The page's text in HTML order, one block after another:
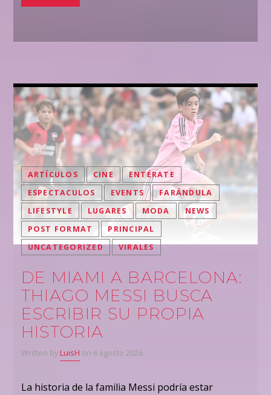
ARTÍCULOS CINE
ENTÉRATE
ESPECTACULOS
EVENTS
FARÁNDULA
LIFESTYLE
LUGARES MODA
NEWS
POST FORMAT
PRINCIPAL
UNCATEGORIZED
VIRALES
DE MIAMI A BARCELONA:
THIAGO MESSI BUSCA
ESCRIBIR SU PROPIA
HISTORIA
Written by LuisH on 6 agosto 2026
La historia de la familia Messi podría estar